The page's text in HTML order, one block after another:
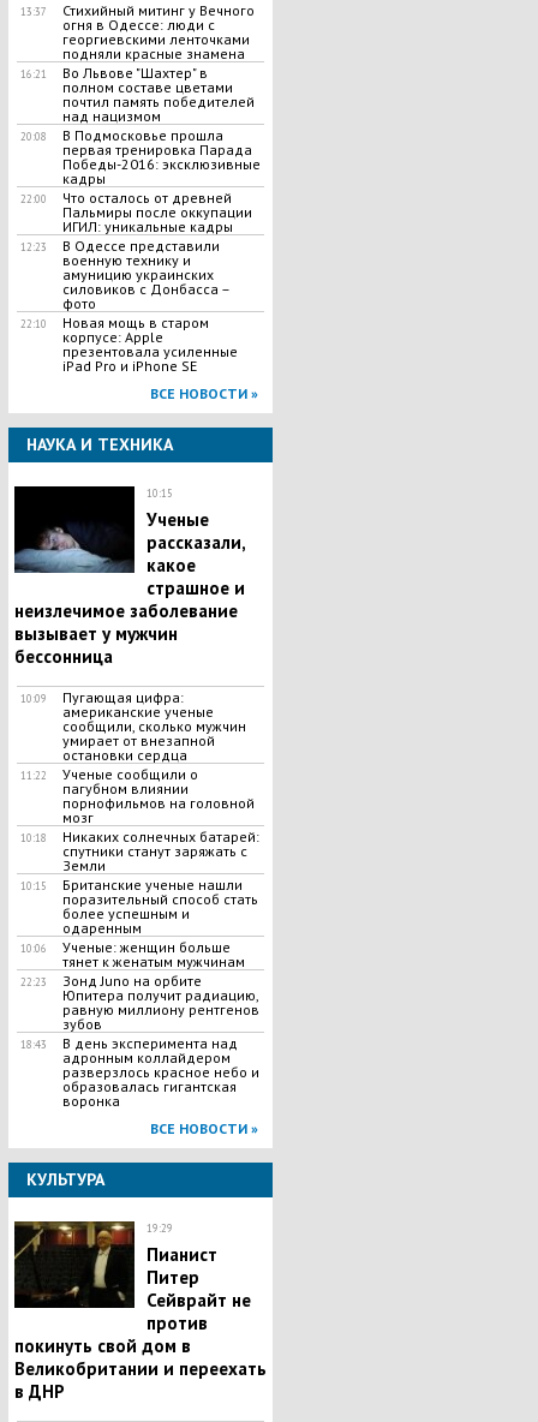
13:37
Стихийный митинг у Вечного
огня в Одессе: люди с
георгиевскими ленточками
подняли красные знамена
16:21
Во Львове "Шахтер" в
полном составе цветами
почтил память победителей
над нацизмом
20:08
В Подмосковье прошла
первая тренировка Парада
Победы-2016: эксклюзивные
кадры
22:00
Что осталось от древней
Пальмиры после оккупации
ИГИЛ: уникальные кадры
12:23
В Одессе представили
военную технику и
амуницию украинских
силовиков с Донбасса –
фото
22:10
Новая мощь в старом
корпусе: Apple
презентовала усиленные
iPad Pro и iPhone SE
ВСЕ НОВОСТИ »
НАУКА И ТЕХНИКА
10:15
Ученые
рассказали,
какое
страшное и
неизлечимое заболевание
вызывает у мужчин
бессонница
10:09
Пугающая цифра:
американские ученые
сообщили, сколько мужчин
умирает от внезапной
остановки сердца
11:22
Ученые сообщили о
пагубном влиянии
порнофильмов на головной
мозг
10:18
Никаких солнечных батарей:
спутники станут заряжать с
Земли
10:15
Британские ученые нашли
поразительный способ стать
более успешным и
одаренным
10:06
Ученые: женщин больше
тянет к женатым мужчинам
22:23
Зонд Juno на орбите
Юпитера получит радиацию,
равную миллиону рентгенов
зубов
18:43
В день эксперимента над
адронным коллайдером
разверзлось красное небо и
образовалась гигантская
воронка
ВСЕ НОВОСТИ »
КУЛЬТУРА
19:29
Пианист
Питер
Сейврайт не
против
покинуть свой дом в
Великобритании и переехать
в ДНР